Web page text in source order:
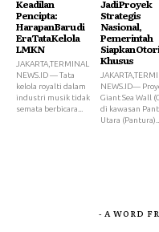
Keadilan
Pencipta:
Harapan Baru di
Era Tata Kelola
LMKN
JAKARTA,TERMINAL
NEWS.ID — Tata
kelola royalti dalam
industri musik tidak
semata berbicara...
Jadi Proyek
Strategis
Nasional,
Pemerintah
Siapkan
Khusus
NEWS.ID—
Giant Sea Wall
di kawasan
Utara
- A WORD